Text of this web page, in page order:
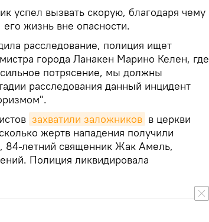
успел вызвать скорую, благодаря чему
жизнь вне опасности.
расследование, полиция ищет
города Ланакен Марино Келен, где
потрясение, мы должны
расследования данный инцидент
захватили заложников в церкви
жертв нападения получили
84-летний священник Жак Амель,
Полиция ликвидировала